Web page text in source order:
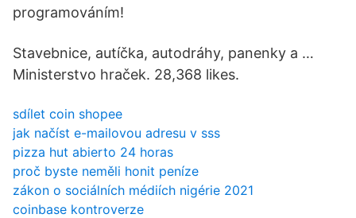
programováním!
Stavebnice, autíčka, autodráhy, panenky a …
Ministerstvo hraček. 28,368 likes.
sdílet coin shopee
jak načíst e-mailovou adresu v sss
pizza hut abierto 24 horas
proč byste neměli honit peníze
zákon o sociálních médiích nigérie 2021
coinbase kontroverze